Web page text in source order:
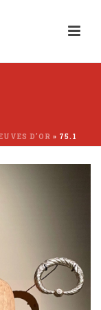
D’OR » 75.1